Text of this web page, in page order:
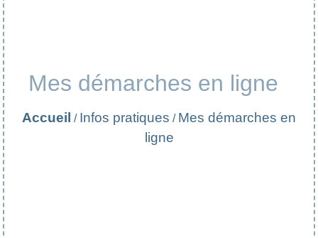
Mes démarches en ligne
Accueil / Infos pratiques / Mes démarches en
ligne